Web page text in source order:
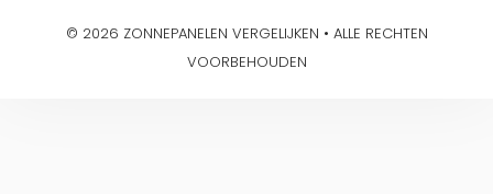
© 2026 ZONNEPANELEN VERGELIJKEN • ALLE RECHTEN
VOORBEHOUDEN